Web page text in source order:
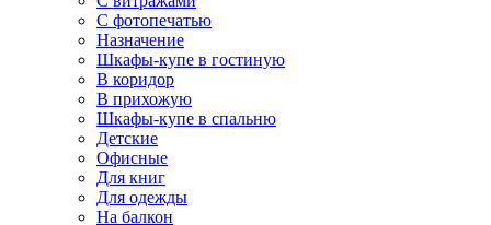
С фотопечатью
Назначение
Шкафы-купе в гостиную
В коридор
В прихожую
Шкафы-купе в спальню
Детские
Офисные
Для книг
Для одежды
На балкон